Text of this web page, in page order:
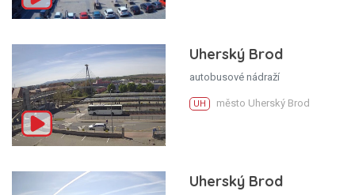
Uherský Brod
autobusové nádraží
UH město Uherský Brod
Uherský Brod